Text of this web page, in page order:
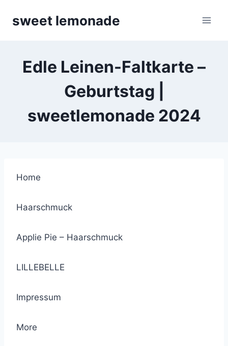
sweet lemonade
Edle Leinen-Faltkarte –
Geburtstag |
sweetlemonade 2024
Home
Haarschmuck
Applie Pie – Haarschmuck
LILLEBELLE
Impressum
More